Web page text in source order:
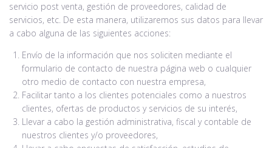
servicio post venta, gestión de proveedores, calidad de
servicios, etc. De esta manera, utilizaremos sus datos para llevar
a cabo alguna de las siguientes acciones:
Envío de la información que nos soliciten mediante el
formulario de contacto de nuestra página web o cualquier
otro medio de contacto con nuestra empresa,
Facilitar tanto a los clientes potenciales como a nuestros
clientes, ofertas de productos y servicios de su interés,
Llevar a cabo la gestión administrativa, fiscal y contable de
nuestros clientes y/o proveedores,